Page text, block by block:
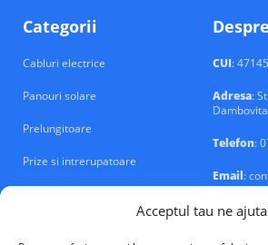
Acceptul tau ne
Categorii
Cabluri electrice
Panouri solare
Prelungitoare
Prize si intrerupatoare
CUI:
Adresa:
Dambovita
Telefon:
Email: